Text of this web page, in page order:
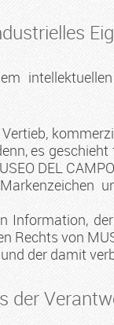
es
DEL
Information,
Rechts von
der damit
der